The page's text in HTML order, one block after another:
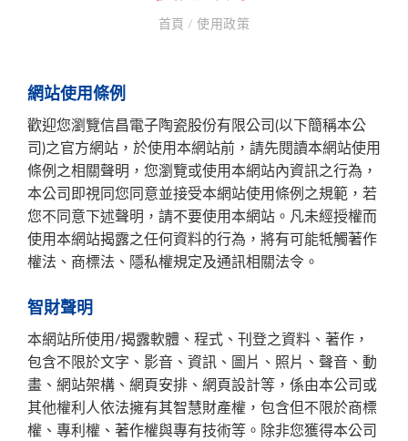
首頁 / 使用政策
網站使用條例
歡迎您瀏覽信昌電子陶瓷股份有限公司(以下簡稱本公
司)之官方網站，於使用本網站前，請先閱讀本網站使用
條例之相關聲明，您瀏覽或使用本網站內資訊之行為，
本公司即視同您同意並接受本網站使用條例之規範，若
您不同意下述聲明，請不要使用本網站。凡未經授權而
使用本網站揭露之任何資料的行為，將有可能牴觸著作
權法、商標法、隱私權規定及通訊相關法令。
智財聲明
本網站所使用/揭露軟體、程式、刊登之資料、著作，
包含不限於文字、影音、資訊、圖片、照片、聲音、動
畫、網站架構、網頁安排、網頁設計等，係由本公司或
其他權利人依法擁有其智慧財產權，包含但不限於商標
權、專利權、著作權與專有技術等。除非您獲得本公司